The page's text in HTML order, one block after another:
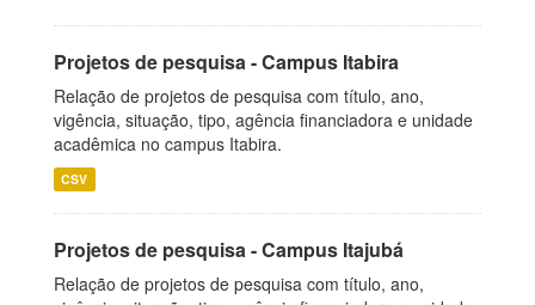
Projetos de pesquisa - Campus Itabira
Relação de projetos de pesquisa com título, ano,
vigência, situação, tipo, agência financiadora e unidade
acadêmica no campus Itabira.
CSV
Projetos de pesquisa - Campus Itajubá
Relação de projetos de pesquisa com título, ano,